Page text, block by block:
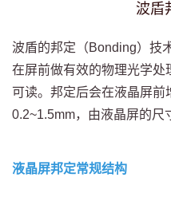
波盾
波盾的邦定（Bonding）技
在屏前做有效的物理光学
可读。邦定后会在液晶屏前
0.2~1.5mm，由液晶屏的尺
液晶屏邦定常规结构